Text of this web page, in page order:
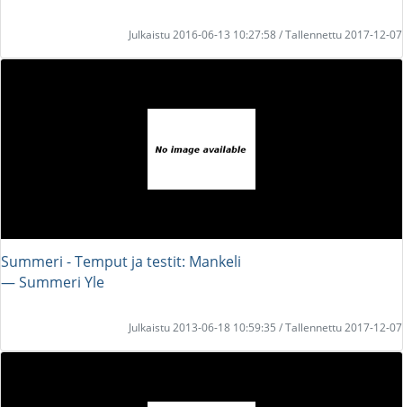
Julkaistu 2016-06-13 10:27:58 / Tallennettu 2017-12-07
Summeri - Temput ja testit: Mankeli
― Summeri Yle
Julkaistu 2013-06-18 10:59:35 / Tallennettu 2017-12-07